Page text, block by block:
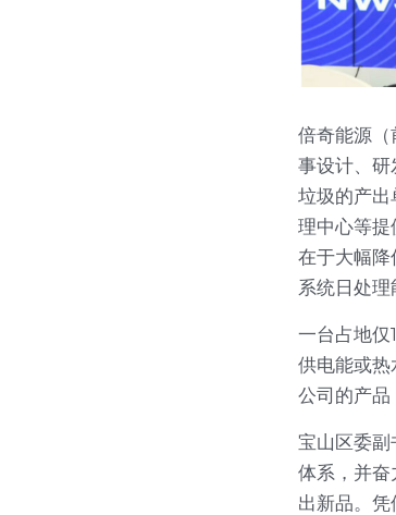
倍奇能源（
事设计、
垃圾的产
理中心等
在于大幅降
系统日处理
一台占地仅
供电能或
公司的产品
宝山区委副
体系，并
出新品。